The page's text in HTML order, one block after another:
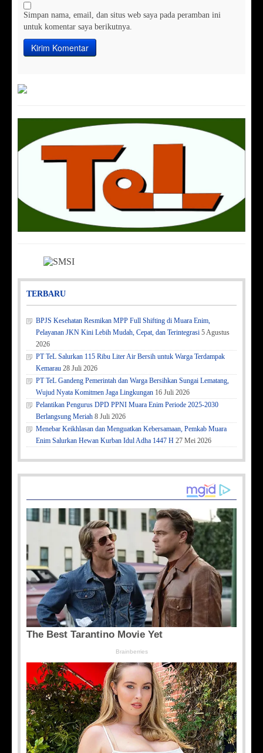
Simpan nama, email, dan situs web saya pada peramban ini
untuk komentar saya berikutnya.
TERBARU
BPJS Kesehatan Resmikan MPP Full Shifting di Muara Enim,
Pelayanan JKN Kini Lebih Mudah, Cepat, dan Terintegrasi 5 Agustus
2026
PT TeL Salurkan 115 Ribu Liter Air Bersih untuk Warga Terdampak
Kemarau 28 Juli 2026
PT TeL Gandeng Pemerintah dan Warga Bersihkan Sungai Lematang,
Wujud Nyata Komitmen Jaga Lingkungan 16 Juli 2026
Pelantikan Pengurus DPD PPNI Muara Enim Periode 2025-2030
Berlangsung Meriah 8 Juli 2026
Menebar Keikhlasan dan Menguatkan Kebersamaan, Pemkab Muara
Enim Salurkan Hewan Kurban Idul Adha 1447 H 27 Mei 2026